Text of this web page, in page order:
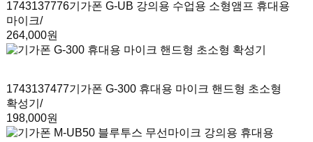
1743137776기가폰 G-UB 강의용 수업용 소형앰프 휴대용
마이크/
264,000원
1743137477기가폰 G-300 휴대용 마이크 핸드형 초소형
확성기 /
198,000원